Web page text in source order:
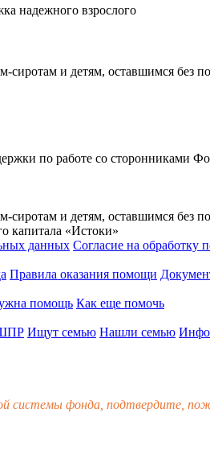
надежного взрослого
и детям, оставшимся без
по работе со сторонниками
и детям, оставшимся без
капитала «Истоки»
данных Согласие на обработку
Правила оказания помощи
помощь Как еще помочь
Ищут семью Нашли семью
системы фонда, подтвердите,